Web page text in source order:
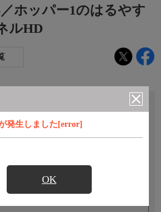
発生しました[error]
OK
ホッパー1のはるやす
ルHD
GRADUATIONS／ホッパー１の
HD